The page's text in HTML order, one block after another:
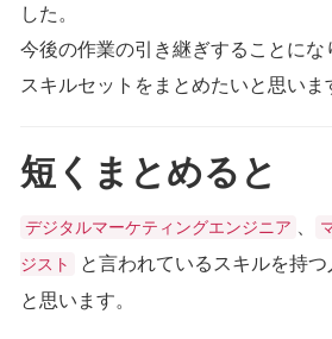
した。
今後の作業の引き継ぎすることに
スキルセットをまとめたいと思いま
短くまとめると
デジタルマーケティングエンジニア 、
ジスト
と言われているスキルを持
と思います。